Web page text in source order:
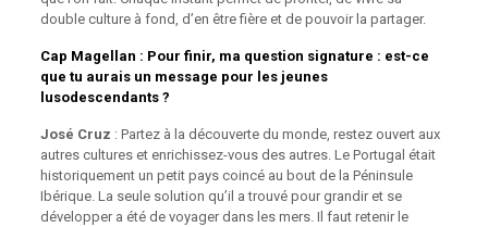
double culture à fond, d’en être fière et de pouvoir la partager.
Cap Magellan : Pour finir, ma question signature : est-ce
que tu aurais un message pour les jeunes
lusodescendants ?
José Cruz : Partez à la découverte du monde, restez ouvert aux
autres cultures et enrichissez-vous des autres. Le Portugal était
historiquement un petit pays coincé au bout de la Péninsule
Ibérique. La seule solution qu’il a trouvé pour grandir et se
développer a été de voyager dans les mers. Il faut retenir le